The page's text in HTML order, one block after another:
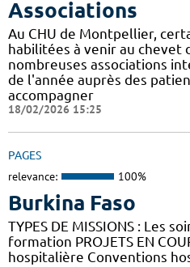
Associations
Au CHU de Montpellier,
habilitées à venir au chevet
nombreuses associations
de l'année auprès des
accompagner
18/02/2026 15:25
PAGES
relevance: 100%
Burkina Faso
TYPES DE MISSIONS : Les
formation PROJETS EN
hospitalière Conventions